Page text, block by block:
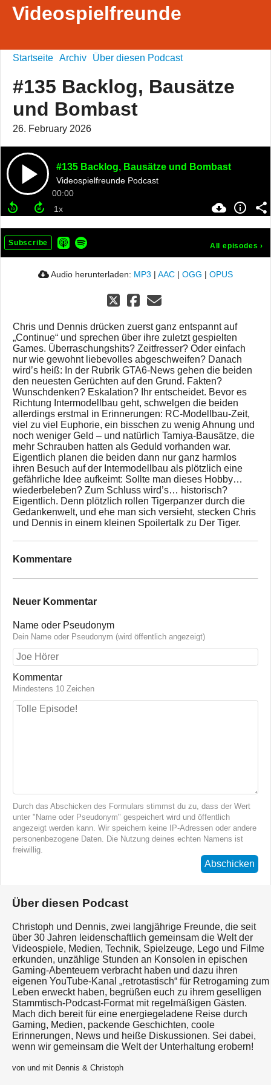
Videospielfreunde
Startseite Archiv Über diesen Podcast
#135 Backlog, Bausätze
und Bombast
26. February 2026
#135 Backlog, Bausätze und Bombast
Videospielfreunde Podcast
00:00
Subscribe All episodes ›
Audio herunterladen: MP3 | AAC | OGG | OPUS
Chris und Dennis drücken zuerst ganz entspannt auf
„Continue“ und sprechen über ihre zuletzt gespielten
Games. Überraschungshits? Zeitfresser? Oder einfach
nur wie gewohnt liebevolles abgeschweifen? Danach
wird’s heiß: In der Rubrik GTA6-News gehen die beiden
den neuesten Gerüchten auf den Grund. Fakten?
Wunschdenken? Eskalation? Ihr entscheidet. Bevor es
Richtung Intermodellbau geht, schwelgen die beiden
allerdings erstmal in Erinnerungen: RC-Modellbau-Zeit,
viel zu viel Euphorie, ein bisschen zu wenig Ahnung und
noch weniger Geld – und natürlich Tamiya-Bausätze, die
mehr Schrauben hatten als Geduld vorhanden war.
Eigentlich planen die beiden dann nur ganz harmlos
ihren Besuch auf der Intermodellbau als plötzlich eine
gefährliche Idee aufkeimt: Sollte man dieses Hobby…
wiederbeleben? Zum Schluss wird’s… historisch?
Eigentlich. Denn plötzlich rollen Tigerpanzer durch die
Gedankenwelt, und ehe man sich versieht, stecken Chris
und Dennis in einem kleinen Spoilertalk zu Der Tiger.
Kommentare
Neuer Kommentar
Name oder Pseudonym
Dein Name oder Pseudonym (wird öffentlich angezeigt)
Kommentar
Mindestens 10 Zeichen
Durch das Abschicken des Formulars stimmst du zu, dass der Wert
unter "Name oder Pseudonym" gespeichert wird und öffentlich
angezeigt werden kann. Wir speichern keine IP-Adressen oder andere
personenbezogene Daten. Die Nutzung deines echten Namens ist
freiwillig.
Abschicken
Über diesen Podcast
Christoph und Dennis, zwei langjährige Freunde, die seit
über 30 Jahren leidenschaftlich gemeinsam die Welt der
Videospiele, Medien, Technik, Spielzeuge, Lego und Filme
erkunden, unzählige Stunden an Konsolen in epischen
Gaming-Abenteuern verbracht haben und dazu ihren
eigenen YouTube-Kanal „retrotastisch“ für Retrogaming zum
Leben erweckt haben, begrüßen euch zu ihrem geselligen
Stammtisch-Podcast-Format mit regelmäßigen Gästen.
Mach dich bereit für eine energiegeladene Reise durch
Gaming, Medien, packende Geschichten, coole
Erinnerungen, News und heiße Diskussionen. Sei dabei,
wenn wir gemeinsam die Welt der Unterhaltung erobern!
von und mit Dennis & Christoph